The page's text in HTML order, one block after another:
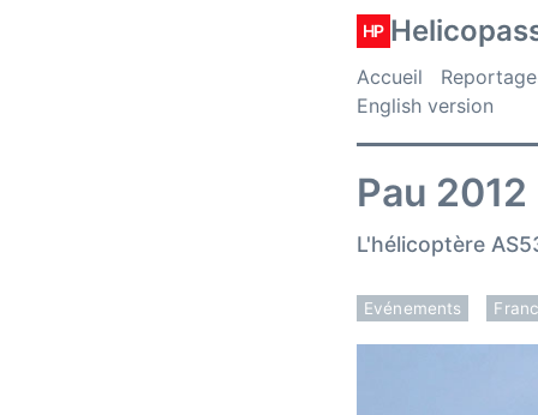
HP
Accueil
English version
Pau
L'hélicoptère
Evénements